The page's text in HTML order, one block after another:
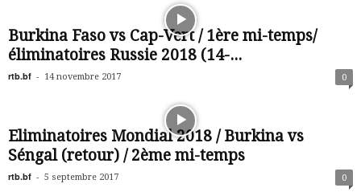
Burkina Faso vs Cap-Vert / 1ère mi-temps/
éliminatoires Russie 2018 (14-...
rtb.bf - 14 novembre 2017 0
Eliminatoires Mondial 2018 / Burkina vs
Séngal (retour) / 2ème mi-temps
rtb.bf - 5 septembre 2017 0